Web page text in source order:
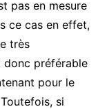
pas en mesure
ce cas en effet,
très
donc préférable
pour le
si